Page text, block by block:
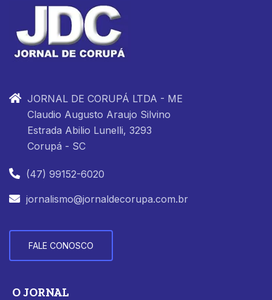
JORNAL DE CORUPÁ LTDA - ME
Claudio Augusto Araujo Silvino
Estrada Abilio Lunelli, 3293
Corupá - SC
(47) 99152-6020
jornalismo@jornaldecorupa.com.br
FALE CONOSCO
O JORNAL